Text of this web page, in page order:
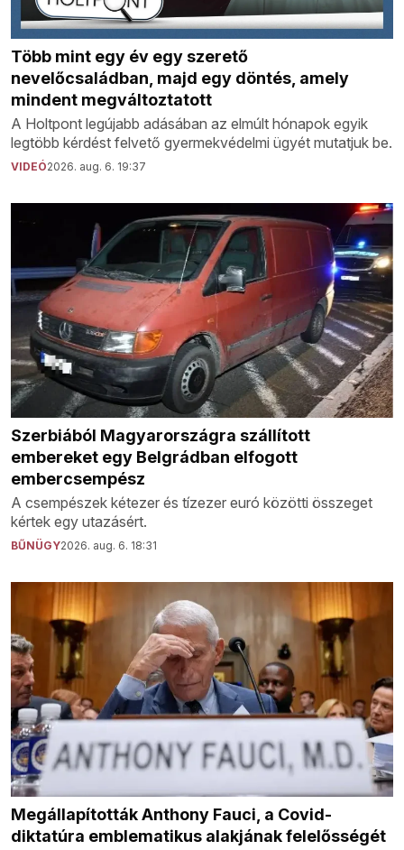
Több mint egy év egy szerető
nevelőcsaládban, majd egy döntés, amely
mindent megváltoztatott
A Holtpont legújabb adásában az elmúlt hónapok egyik
legtöbb kérdést felvető gyermekvédelmi ügyét mutatjuk be.
VIDEÓ2026. aug. 6. 19:37
Szerbiából Magyarországra szállított
embereket egy Belgrádban elfogott
embercsempész
A csempészek kétezer és tízezer euró közötti összeget
kértek egy utazásért.
BŰNÜGY2026. aug. 6. 18:31
Megállapították Anthony Fauci, a Covid-
diktatúra emblematikus alakjának felelősségét